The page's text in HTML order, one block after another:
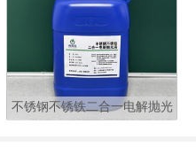
不锈钢不锈铁二合一电解抛光